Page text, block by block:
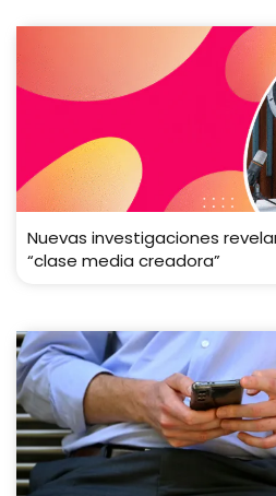
Nuevas investigaciones
“clase media creadora”